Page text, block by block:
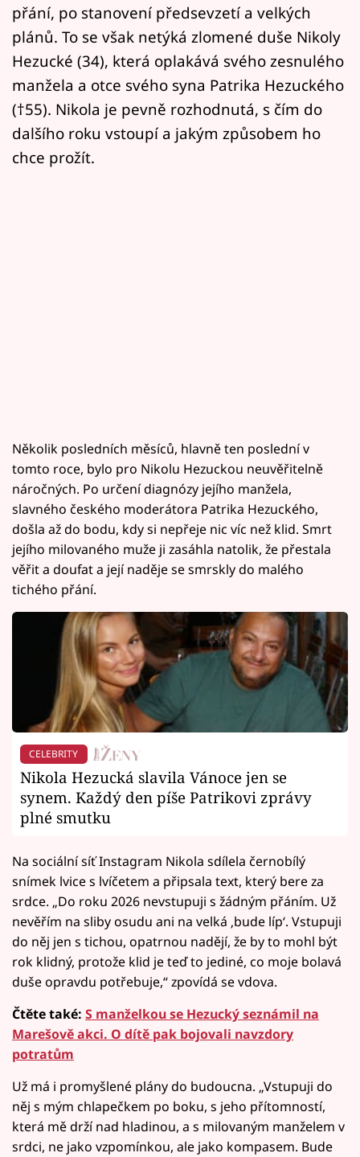
Sledujte nás
přání, po stanovení předsevzetí a velkých
plánů. To se však netýká zlomené duše Nikoly
Hezucké (34), která oplakává svého zesnulého
manžela a otce svého syna Patrika Hezuckého
(†55). Nikola je pevně rozhodnutá, s čím do
dalšího roku vstoupí a jakým způsobem ho
chce prožít.
Několik posledních měsíců, hlavně ten poslední v
tomto roce, bylo pro Nikolu Hezuckou neuvěřitelně
náročných. Po určení diagnózy jejího manžela,
slavného českého moderátora Patrika Hezuckého,
došla až do bodu, kdy si nepřeje nic víc než klid. Smrt
jejího milovaného muže ji zasáhla natolik, že přestala
věřit a doufat a její naděje se smrskly do malého
tichého přání.
CELEBRITY
Nikola Hezucká slavila Vánoce jen se
synem. Každý den píše Patrikovi zprávy
plné smutku
Na sociální síť Instagram Nikola sdílela černobílý
snímek lvice s lvíčetem a připsala text, který bere za
srdce. „Do roku 2026 nevstupuji s žádným přáním. Už
nevěřím na sliby osudu ani na velká ‚bude líp‘. Vstupuji
do něj jen s tichou, opatrnou nadějí, že by to mohl být
rok klidný, protože klid je teď to jediné, co moje bolavá
duše opravdu potřebuje,“ zpovídá se vdova.
Čtěte také: S manželkou se Hezucký seznámil na
Marešově akci. O dítě pak bojovali navzdory
potratům
Už má i promyšlené plány do budoucna. „Vstupuji do
něj s mým chlapečkem po boku, s jeho přítomností,
která mě drží nad hladinou, a s milovaným manželem v
srdci, ne jako vzpomínkou, ale jako kompasem. Bude